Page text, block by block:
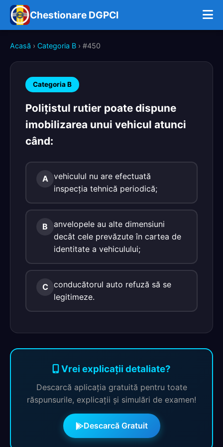
Chestionare DGPCI
Acasă › Categoria B › #450
Categoria B
Poliţistul rutier poate dispune
imobilizarea unui vehicul atunci
când:
A vehiculul nu are efectuată
inspecţia tehnică periodică;
B
anvelopele au alte dimensiuni
decât cele prevăzute în cartea de
identitate a vehiculului;
C conducătorul auto refuză să se
legitimeze.
Vrei explicații detaliate?
Descarcă aplicația gratuită pentru toate
răspunsurile, explicații și simulări de examen!
Descarcă Gratuit